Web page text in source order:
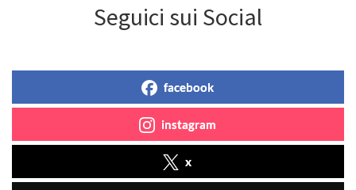
Seguici sui Social
facebook
instagram
x